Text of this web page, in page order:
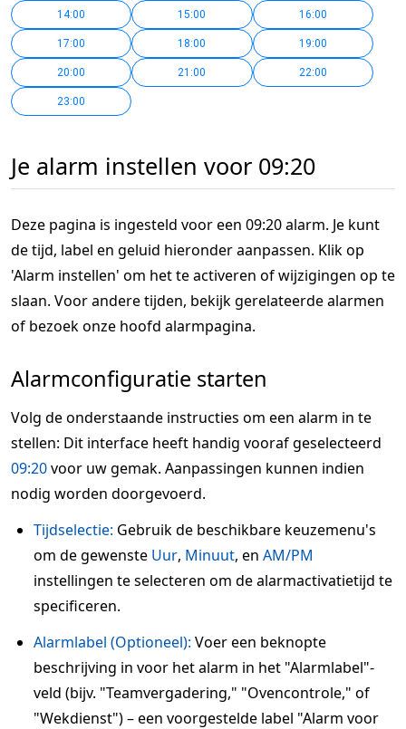
14:00 15:00 16:00
17:00 18:00 19:00
20:00 21:00 22:00
23:00
Je alarm instellen voor 09:20
Deze pagina is ingesteld voor een 09:20 alarm. Je kunt
de tijd, label en geluid hieronder aanpassen. Klik op
'Alarm instellen' om het te activeren of wijzigingen op te
slaan. Voor andere tijden, bekijk gerelateerde alarmen
of bezoek onze hoofd alarmpagina.
Alarmconfiguratie starten
Volg de onderstaande instructies om een alarm in te
stellen: Dit interface heeft handig vooraf geselecteerd
09:20voor uw gemak. Aanpassingen kunnen indien
nodig worden doorgevoerd.
Tijdselectie: Gebruik de beschikbare keuzemenu's
om de gewenste Uur, Minuut, en AM/PM
instellingen te selecteren om de alarmactivatietijd te
specificeren.
Alarmlabel (Optioneel): Voer een beknopte
beschrijving in voor het alarm in het "Alarmlabel"-
veld (bijv. "Teamvergadering," "Ovencontrole," of
"Wekdienst") – een voorgestelde label "Alarm voor